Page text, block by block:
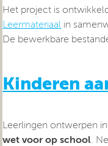
Het project is
Leermateriaal in
De bewerkbare
Kinderen
Leerlingen ontwerpen
wet voor op school.